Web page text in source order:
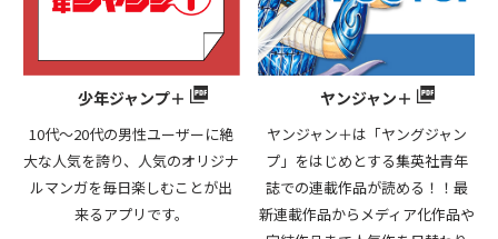
少年ジャンプ＋
10代～20代の男性ユーザーに絶
大な人気を誇り、人気のオリジナ
ルマンガを毎日楽しむことが出
来るアプリです。
ヤンジャン＋
ヤンジャン＋は「ヤングジャン
プ」をはじめとする集英社青年
誌での連載作品が読める！！最
新連載作品からメディア化作品や